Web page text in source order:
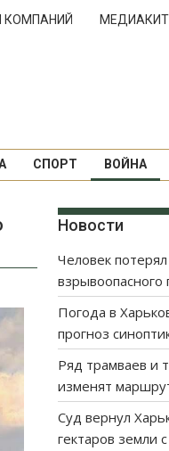
КОМПАНИЙ МЕДИАКИТ
СПОРТ ВОЙНА
Новости
Человек
Погода в
прогноз
Ряд трамваев и
изменят
Суд вернул
гектаров земли